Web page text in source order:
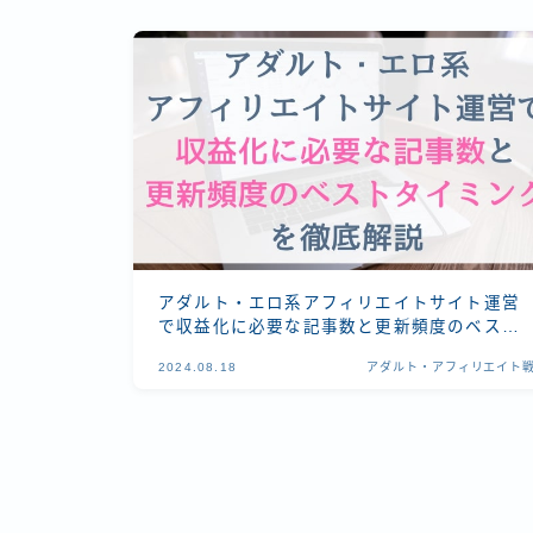
アダルト・エロ系アフィリエイトサイト運営
で収益化に必要な記事数と更新頻度のベスト
2024.08.18 アダルト・アフィリエイト